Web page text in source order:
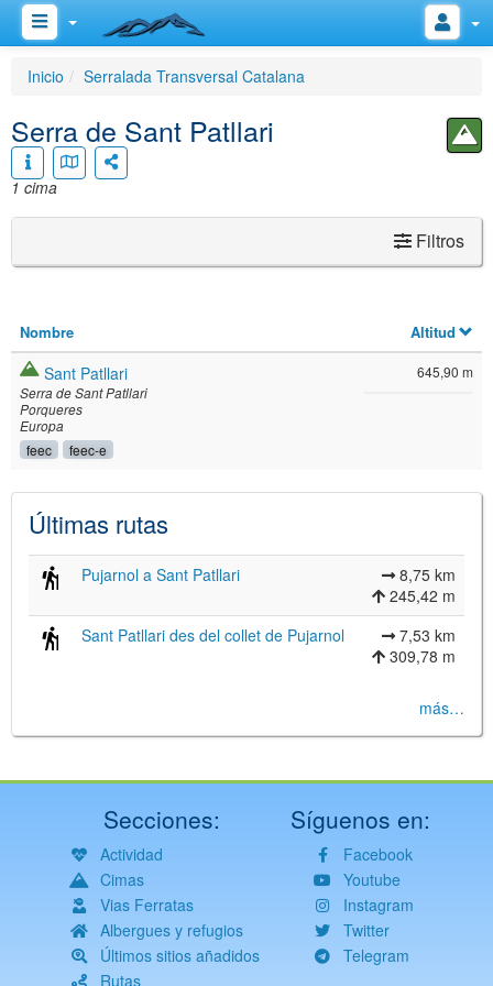
Inicio Serralada Transversal Catalana
Serra de Sant Patllari
1 cima
Filtros
Nombre Altitud
Sant Patllari
Serra de Sant Patllari
Porqueres
Europa
feec feec-e
645,90 m
Últimas rutas
Pujarnol a Sant Patllari
8,75 km
245,42 m
Sant Patllari des del collet de Pujarnol
7,53 km
309,78 m
más…
Secciones:
Actividad
Cimas
Vias Ferratas
Albergues y refugios
Últimos sitios añadidos
Rutas
Síguenos en:
Facebook
Youtube
Instagram
Twitter
Telegram